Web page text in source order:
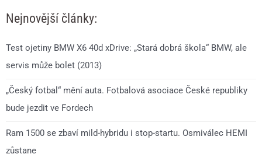
Nejnovější články:
Test ojetiny BMW X6 40d xDrive: „Stará dobrá škola“ BMW, ale
servis může bolet (2013)
„Český fotbal“ mění auta. Fotbalová asociace České republiky
bude jezdit ve Fordech
Ram 1500 se zbaví mild-hybridu i stop-startu. Osmiválec HEMI
zůstane